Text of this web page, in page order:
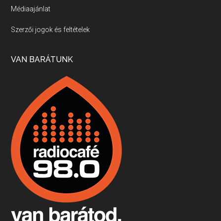
Villány, kékfrankos, Jackfall
Apr 17, 2026 • 00:35:38
Boston, teadélután, bab és homár
Apr 9, 2026 • 00:37:17
Fermentáljunk, a testünk meghálálja!
Apr 3, 2026 • 00:36:07
Médiaajánlat
Szerzői jogok és feltételek
VAN BARÁTUNK